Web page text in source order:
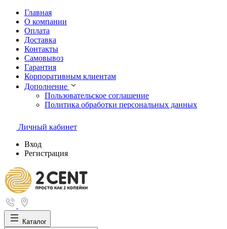
Главная
О компании
Оплата
Доставка
Контакты
Самовывоз
Гарантия
Корпоративным клиентам
Дополнение
Пользовательское соглашение
Политика обработки персональных данных
Личный кабинет
Вход
Регистрация
Каталог